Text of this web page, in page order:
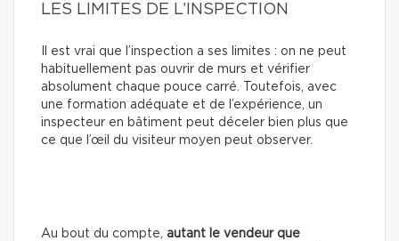
LES LIMITES DE L’INSPECTION
Il est vrai que l’inspection a ses limites : on ne peut
habituellement pas ouvrir de murs et vérifier
absolument chaque pouce carré. Toutefois, avec
une formation adéquate et de l’expérience, un
inspecteur en bâtiment peut déceler bien plus que
ce que l’œil du visiteur moyen peut observer.
Au bout du compte, autant le vendeur que